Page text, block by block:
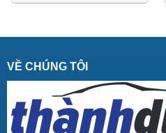
VỀ CHÚNG TÔI